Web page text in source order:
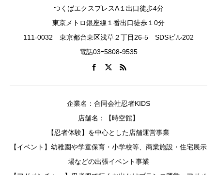
つくばエクスプレスA１出口徒歩4分
東京メトロ銀座線１番出口徒歩１0分
111-0032 東京都台東区浅草２丁目26-5 SDSビル202
電話03ｰ5808-9535
企業名：合同会社忍者KIDS
店舗名：【時空館】
【忍者体験】を中心とした店舗運営事業
【イベント】幼稚園や学童保育・小学校等、商業施設・住宅展示
場などの出張イベント事業